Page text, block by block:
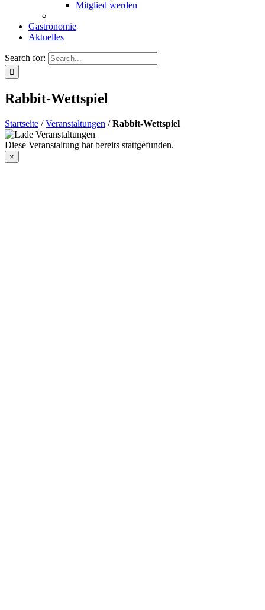
Mitglied werden
Gastronomie
Aktuelles
Search for:
Rabbit-Wettspiel
Startseite /Veranstaltungen /Rabbit-Wettspiel
Diese Veranstaltung hat bereits stattgefunden.
×